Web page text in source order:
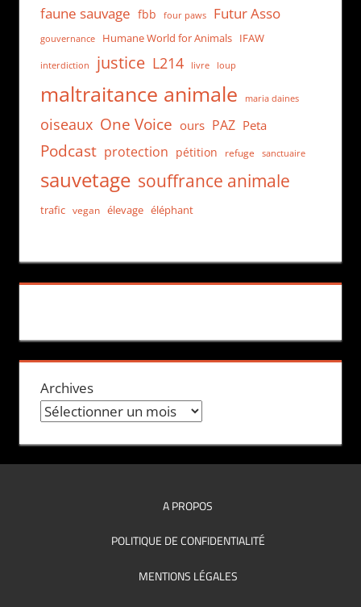
faune sauvage fbb four paws Futur Asso
gouvernance Humane World for Animals IFAW
interdiction justice L214 livre loup
maltraitance animale maria daines
oiseaux One Voice ours PAZ Peta
Podcast protection pétition refuge sanctuaire
sauvetage souffrance animale
trafic vegan élevage éléphant
Archives
A PROPOS
POLITIQUE DE CONFIDENTIALITÉ
MENTIONS LÉGALES